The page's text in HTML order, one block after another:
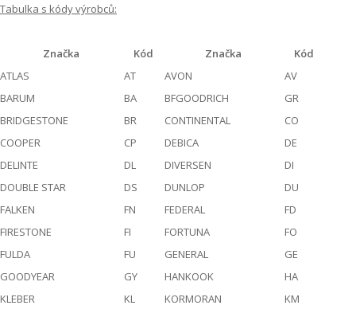
Tabulka s kódy výrobců:
Značka Kód Značka
Kód
ATLAS
AT AVON
AV
BARUM
BA BFGOODRICH
GR
BRIDGESTONE
BR CONTINENTAL
CO
COOPER
CP DEBICA
DE
DELINTE
DL DIVERSEN
DI
DOUBLE STAR
DS DUNLOP
DU
FALKEN
FN FEDERAL
FD
FIRESTONE
FI FORTUNA
FO
FULDA
FU GENERAL
GE
GOODYEAR
GY HANKOOK
HA
KLEBER
KL KORMORAN
KM